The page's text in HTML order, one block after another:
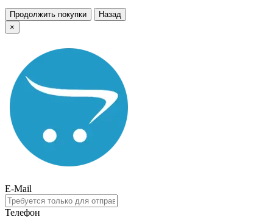
Продолжить покупки
Назад
×
E-Mail
Телефон